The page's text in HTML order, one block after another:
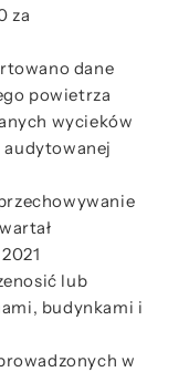
za
dane
powietrza
wycieków
lub
budynkami i
w